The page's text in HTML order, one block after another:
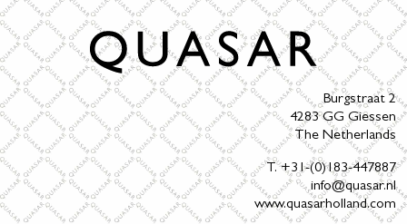
Burgstraat 2
4283 GG Giessen
The Netherlands
T. +31-(0)183-447887
info@quasar.nl
www.quasarholland.com